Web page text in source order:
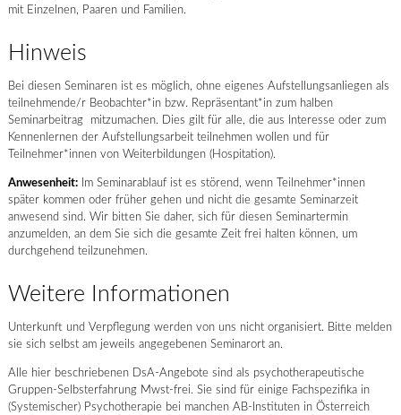
mit Einzelnen, Paaren und Familien.
Hinweis
Bei diesen Seminaren ist es möglich, ohne eigenes Aufstellungsanliegen als
teilnehmende/r Beobachter*in bzw. Repräsentant*in zum halben
Seminarbeitrag mitzumachen. Dies gilt für alle, die aus Interesse oder zum
Kennenlernen der Aufstellungsarbeit teilnehmen wollen und für
Teilnehmer*innen von Weiterbildungen (Hospitation).
Anwesenheit:Im Seminarablauf ist es störend, wenn Teilnehmer*innen
später kommen oder früher gehen und nicht die gesamte Seminarzeit
anwesend sind. Wir bitten Sie daher, sich für diesen Seminartermin
anzumelden, an dem Sie sich die gesamte Zeit frei halten können, um
durchgehend teilzunehmen.
Weitere Informationen
Unterkunft und Verpflegung werden von uns nicht organisiert. Bitte melden
sie sich selbst am jeweils angegebenen Seminarort an.
Alle hier beschriebenen DsA-Angebote sind als psychotherapeutische
Gruppen-Selbsterfahrung Mwst-frei. Sie sind für einige Fachspezifika in
(Systemischer) Psychotherapie bei manchen AB-Instituten in Österreich